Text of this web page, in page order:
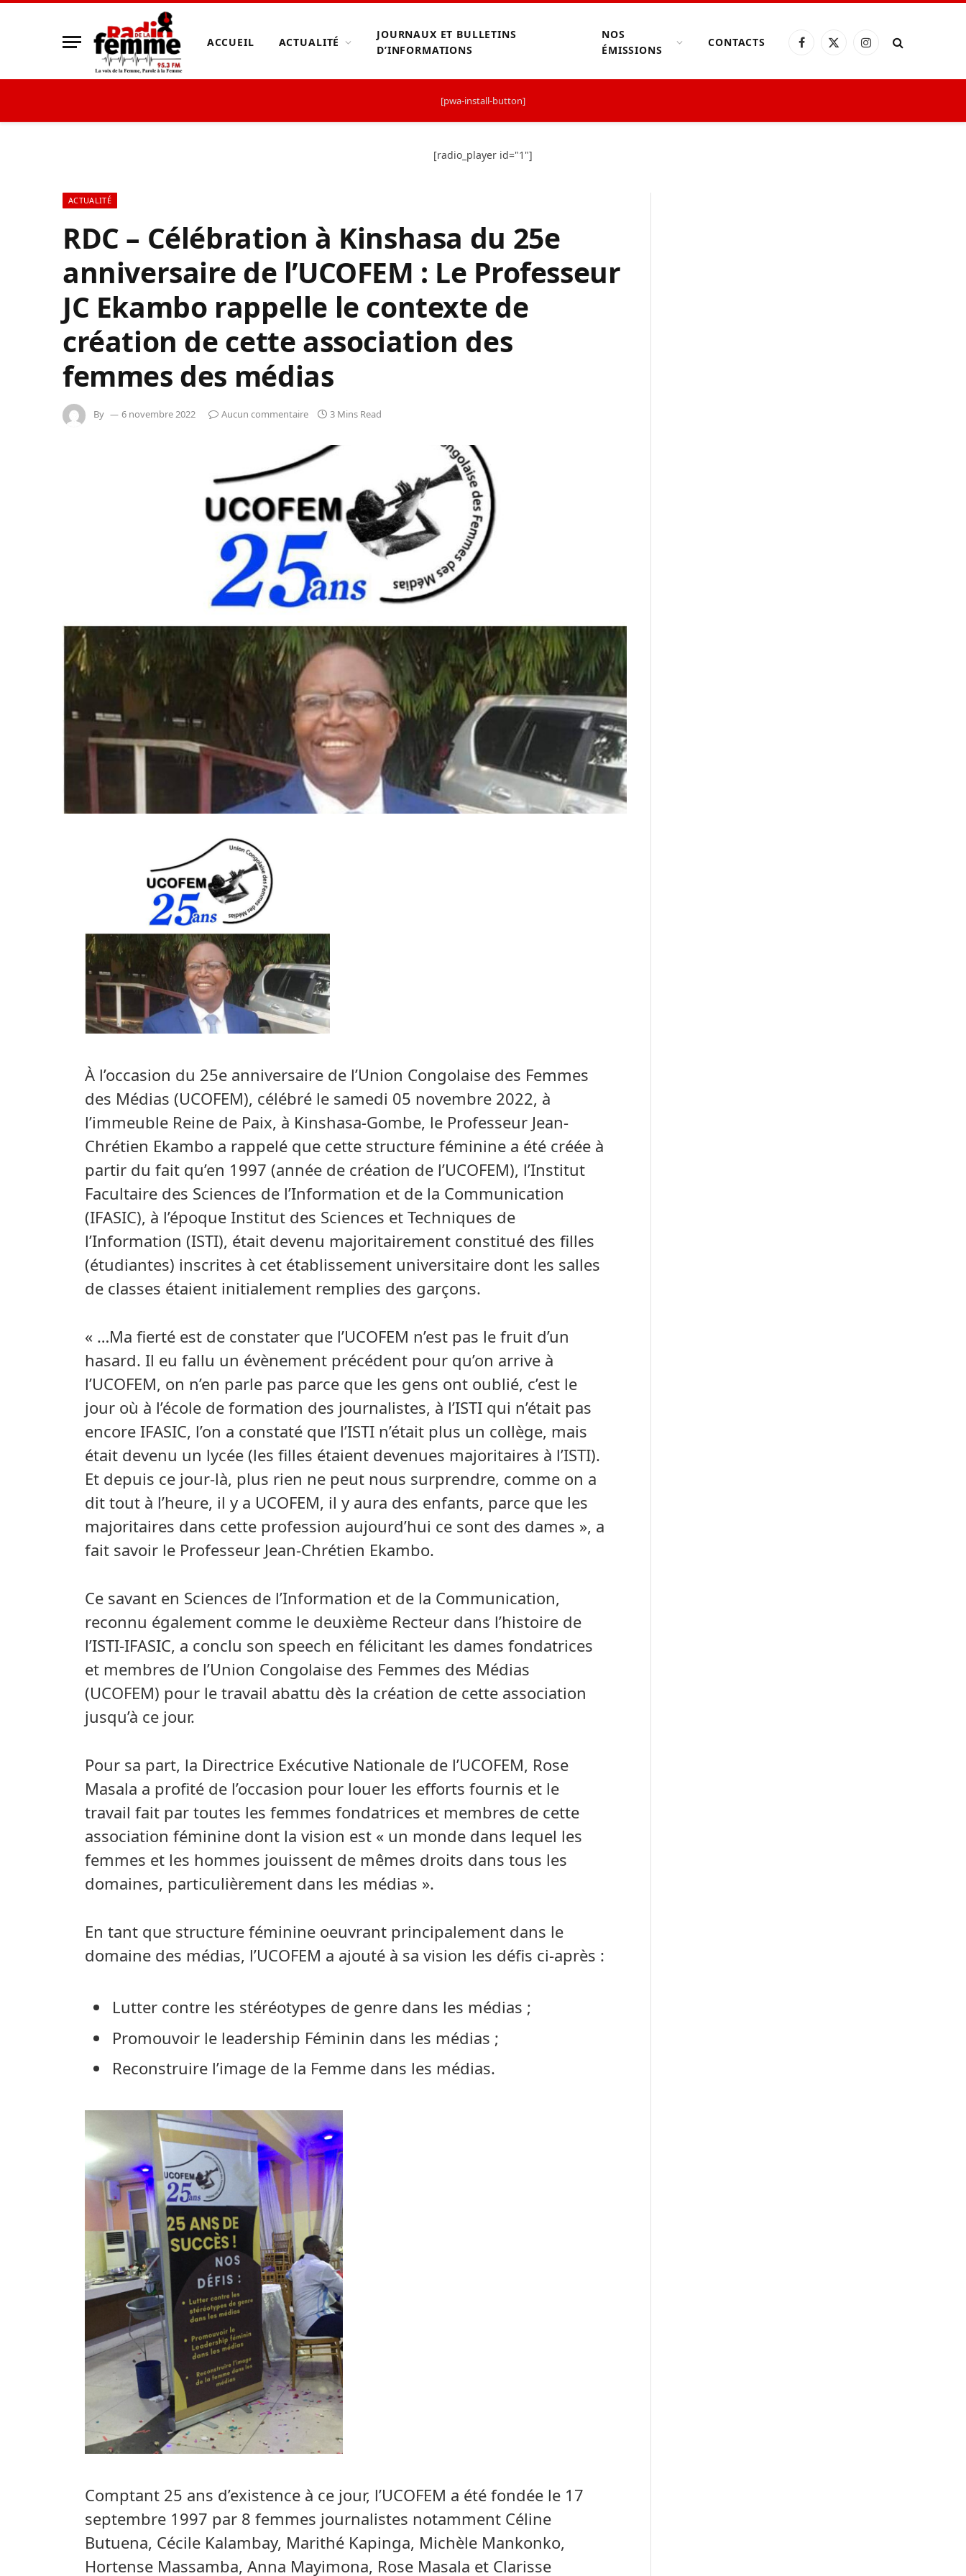
ACCUEIL ACTUALITÉ
JOURNAUX ET BULLETINS
D’INFORMATIONS
NOS
ÉMISSIONS
CONTACTS Facebook
X
Instagram
[pwa-install-button]
[radio_player id="1"]
ACTUALITÉ
RDC – Célébration à Kinshasa du 25e
anniversaire de l’UCOFEM : Le Professeur
JC Ekambo rappelle le contexte de
création de cette association des
femmes des médias
By 6 novembre 2022 Aucun commentaire 3 Mins Read
À l’occasion du 25e anniversaire de l’Union Congolaise des Femmes
des Médias (UCOFEM), célébré le samedi 05 novembre 2022, à
l’immeuble Reine de Paix, à Kinshasa-Gombe, le Professeur Jean-
Chrétien Ekambo a rappelé que cette structure féminine a été créée à
partir du fait qu’en 1997 (année de création de l’UCOFEM), l’Institut
Facultaire des Sciences de l’Information et de la Communication
(IFASIC), à l’époque Institut des Sciences et Techniques de
l’Information (ISTI), était devenu majoritairement constitué des filles
(étudiantes) inscrites à cet établissement universitaire dont les salles
de classes étaient initialement remplies des garçons.
« …Ma fierté est de constater que l’UCOFEM n’est pas le fruit d’un
hasard. Il eu fallu un évènement précédent pour qu’on arrive à
l’UCOFEM, on n’en parle pas parce que les gens ont oublié, c’est le
jour où à l’école de formation des journalistes, à l’ISTI qui n’était pas
encore IFASIC, l’on a constaté que l’ISTI n’était plus un collège, mais
était devenu un lycée (les filles étaient devenues majoritaires à l’ISTI).
Et depuis ce jour-là, plus rien ne peut nous surprendre, comme on a
dit tout à l’heure, il y a UCOFEM, il y aura des enfants, parce que les
majoritaires dans cette profession aujourd’hui ce sont des dames », a
fait savoir le Professeur Jean-Chrétien Ekambo.
Ce savant en Sciences de l’Information et de la Communication,
reconnu également comme le deuxième Recteur dans l’histoire de
l’ISTI-IFASIC, a conclu son speech en félicitant les dames fondatrices
et membres de l’Union Congolaise des Femmes des Médias
(UCOFEM) pour le travail abattu dès la création de cette association
jusqu’à ce jour.
Pour sa part, la Directrice Exécutive Nationale de l’UCOFEM, Rose
Masala a profité de l’occasion pour louer les efforts fournis et le
travail fait par toutes les femmes fondatrices et membres de cette
association féminine dont la vision est « un monde dans lequel les
femmes et les hommes jouissent de mêmes droits dans tous les
domaines, particulièrement dans les médias ».
En tant que structure féminine oeuvrant principalement dans le
domaine des médias, l’UCOFEM a ajouté à sa vision les défis ci-après :
Lutter contre les stéréotypes de genre dans les médias ;
Promouvoir le leadership Féminin dans les médias ;
Reconstruire l’image de la Femme dans les médias.
Comptant 25 ans d’existence à ce jour, l’UCOFEM a été fondée le 17
septembre 1997 par 8 femmes journalistes notamment Céline
Butuena, Cécile Kalambay, Marithé Kapinga, Michèle Mankonko,
Hortense Massamba, Anna Mayimona, Rose Masala et Clarisse